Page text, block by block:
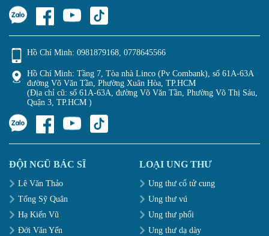
Hồ Chí Minh: 0981879168, 0778645566
Hồ Chí Minh: Tầng 7, Tòa nhà Linco (Pv Combank), số 61A-63A
đường Võ Văn Tần, Phường Xuân Hòa, TP.HCM
(Địa chỉ cũ: số 61A-63A, đường Võ Văn Tần, Phường Võ Thị Sáu,
Quận 3, TP.HCM )
ĐỘI NGŨ BÁC SĨ
Lê Văn Thảo
Tống Sỹ Quân
Hạ Kiến Vũ
Đới Văn Yến
LOẠI UNG THƯ
Ung thư cổ tử cung
Ung thư vú
Ung thư phổi
Ung thư dạ dày